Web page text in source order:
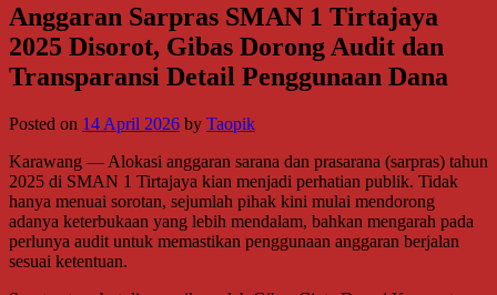
Anggaran Sarpras SMAN 1 Tirtajaya
2025 Disorot, Gibas Dorong Audit dan
Transparansi Detail Penggunaan Dana
Posted on 14 April 2026 by Taopik
Karawang — Alokasi anggaran sarana dan prasarana (sarpras) tahun
2025 di SMAN 1 Tirtajaya kian menjadi perhatian publik. Tidak
hanya menuai sorotan, sejumlah pihak kini mulai mendorong
adanya keterbukaan yang lebih mendalam, bahkan mengarah pada
perlunya audit untuk memastikan penggunaan anggaran berjalan
sesuai ketentuan.